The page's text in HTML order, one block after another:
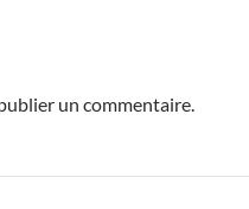
un commentaire.